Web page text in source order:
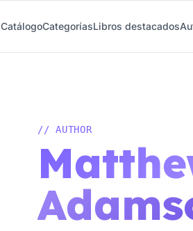
CatálogoCategoríasLibros destacados
// AUTHOR